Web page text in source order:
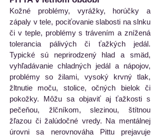
Kožné problémy, vyrážky, horúčky a
zápaly v tele, pociťovanie slabosti na slnku
či v teple, problémy s trávením a znížená
tolerancia pálivých či ťažkých jedál.
Typické sú neprirodzený hlad a smäd,
vyhľadávanie chladných jedál a nápojov,
problémy so žilami, vysoký krvný tlak,
žltnutie moču, stolice, očných bielok či
pokožky. Môžu sa objaviť aj ťažkosti s
pečeňou, žlčníkom, slezinou, štítnou
žľazou či žalúdočné vredy. Na mentálnej
úrovni sa nerovnováha Pittu prejavuje